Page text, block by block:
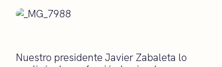
Nuestro presidente Javier Zabaleta lo